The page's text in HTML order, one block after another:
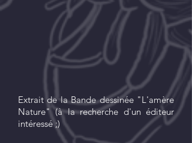
Extrait de la Bande dessinée "L'amère
Nature" (à la recherche d'un éditeur
intéressé ;)